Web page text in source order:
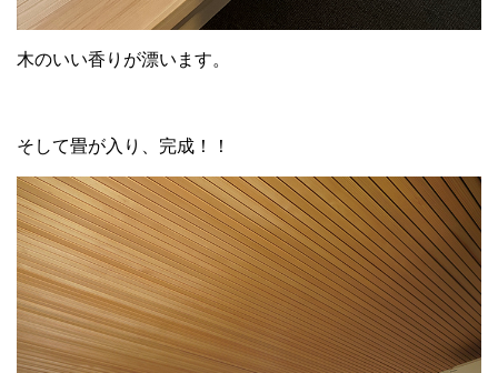
木のいい香りが漂います。
そして畳が入り、完成！！